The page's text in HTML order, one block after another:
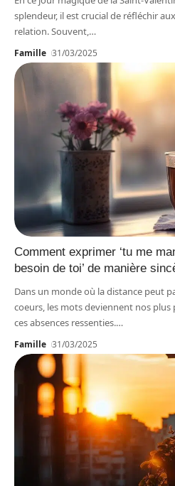
splendeur, il est crucial de réfléchir
relation. Souvent,…
Famille 31/03/2025
Comment exprimer ‘tu me
besoin de toi’ de manière
Dans un monde où la distance peut
coeurs, les mots deviennent nos
ces absences ressenties.…
Famille 31/03/2025